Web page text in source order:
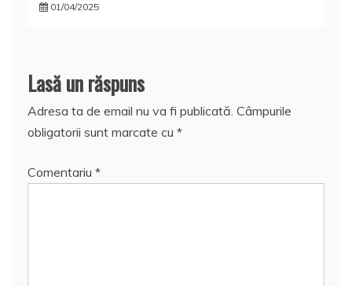
01/04/2025
Lasă un răspuns
Adresa ta de email nu va fi publicată. Câmpurile
obligatorii sunt marcate cu *
Comentariu *